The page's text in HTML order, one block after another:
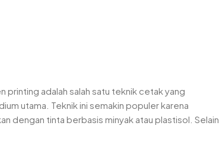
adalah salah satu teknik cetak yang
utama. Teknik ini semakin populer karena
dengan tinta berbasis minyak atau plastisol. Selain